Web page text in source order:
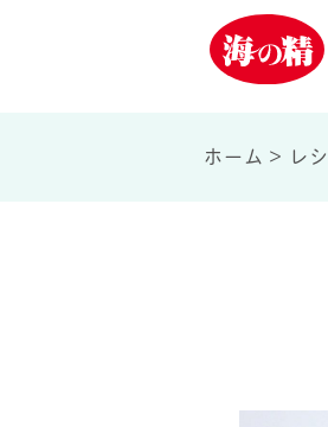
ホーム > レ